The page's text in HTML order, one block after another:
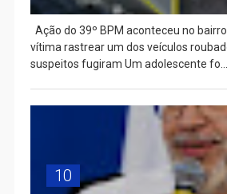
Ação do 39º BPM aconteceu no
vítima rastrear um dos veículos
suspeitos fugiram Um adolescente fo...
10